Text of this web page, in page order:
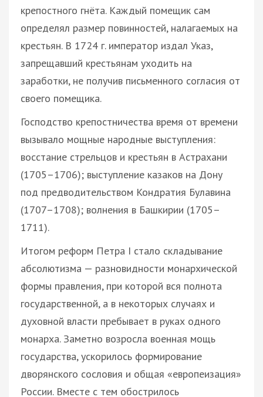
крепостного гнёта. Каждый помещик сам
определял размер повинностей, налагаемых на
крестьян. В 1724 г. император издал Указ,
запрещавший крестьянам уходить на
заработки, не получив письменного согласия от
своего помещика.
Господство крепостничества время от времени
вызывало мощные народные выступления:
восстание стрельцов и крестьян в Астрахани
(1705–1706); выступление казаков на Дону
под предводительством Кондратия Булавина
(1707–1708); волнения в Башкирии (1705–
1711).
Итогом реформ Петра I стало складывание
абсолютизма — разновидности монархической
формы правления, при которой вся полнота
государственной, а в некоторых случаях и
духовной власти пребывает в руках одного
монарха. Заметно возросла военная мощь
государства, ускорилось формирование
дворянского сословия и общая «европеизация»
России. Вместе с тем обострилось